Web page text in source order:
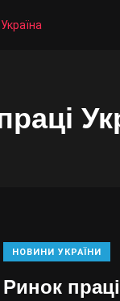
НОВИНИ УКРАЇНИ
Ринок